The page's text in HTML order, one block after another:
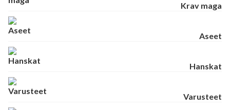
Krav maga
Aseet
Hanskat
Varusteet